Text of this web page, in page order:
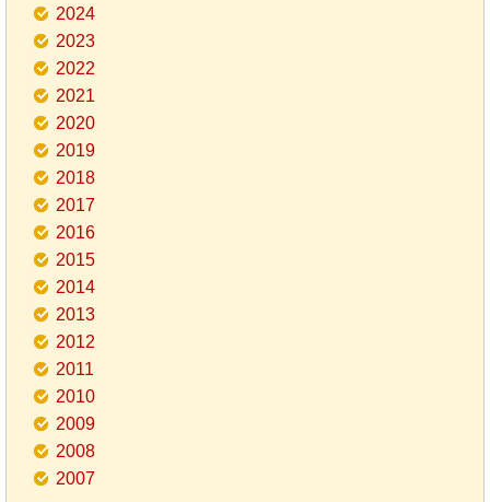
2024
2023
2022
2021
2020
2019
2018
2017
2016
2015
2014
2013
2012
2011
2010
2009
2008
2007